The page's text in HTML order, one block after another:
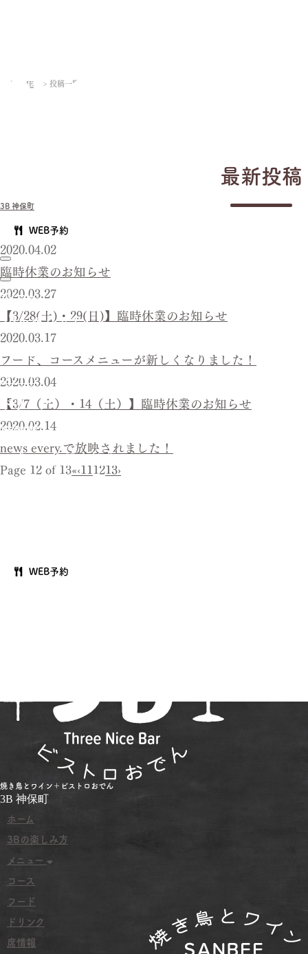
3B 神保町
WEB予約
ホーム
3Bの楽しみ方
フード
ドリンク
席情報
公式サイト限定特典
WEB予約
焼き鳥とワイン＋ビストロおでん
3B 神保町
ホーム
3Bの楽しみ方
メニュー
コース
フード
ドリンク
席情報
HOME > 投稿一覧
最新投稿
2020.04.02
臨時休業のお知らせ
2020.03.27
【3/28(土)・29(日)】臨時休業のお知らせ
2020.03.17
フード、コースメニューが新しくなりました！
2020.03.04
【3/7（土）・14（土）】臨時休業のお知らせ
2020.02.14
news every.で放映されました！
Page 12 of 13«‹111213›